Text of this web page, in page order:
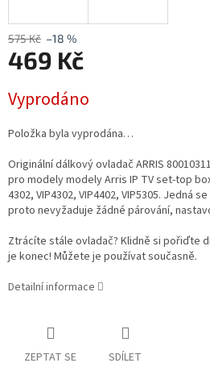
575 Kč –18 %
469 Kč
cena:
Vyprodáno
Položka byla vyprodána…
Originální dálkový ovladač ARRIS
pro modely modely Arris IP TV set-top
4302, VIP4302, VIP4402, VIP5305. Jedná
proto nevyžaduje žádné párování,
Ztrácíte stále ovladač? Klidně si pořiďte
je konec! Můžete je používat současně.
Detailní informace
ZEPTAT SE SDÍLET